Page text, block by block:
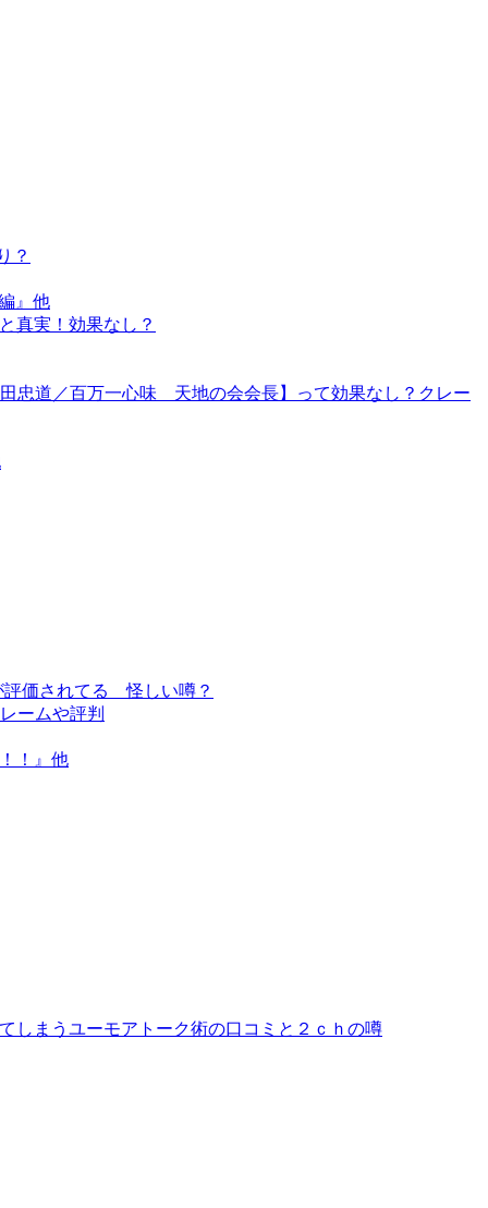
？
』他
真実！効果なし？
忠道／百万一心味 天地の会会長】って効果なし？クレー
評価されてる 怪しい噂？
ームや評判
！』他
しまうユーモアトーク術の口コミと２ｃｈの噂